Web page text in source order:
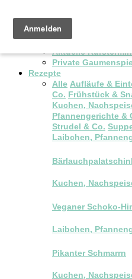
Pop-up Brunch
Kochkurse & Workshops
Aktuelle
Private
Rezepte
Alle Aufläufe &
Co. Frühstück &
Kuchen,
Pfannengerichte &
Strudel & Co.
Laibchen,
Kuchen,
Veganer Schoko-
Laibchen,
Pikanter Schmarrn
Kuchen,